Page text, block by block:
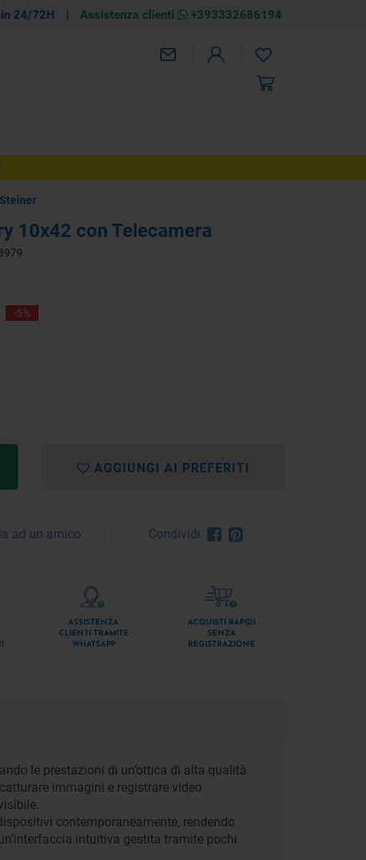
24/72H | Assistenza clienti +393332686194
€ 1947,50
-5%
10x42 con Telecamera
-5%
AGGIUNGI AI PREFERITI
ad un amico Condividi
ASSISTENZA
CLIENTI TRAMITE
WHATSAPP
ACQUISTI RAPIDI
SENZA
REGISTRAZIONE
le prestazioni di un’ottica di alta qualità
immagini e registrare video
contemporaneamente, rendendo
intuitiva gestita tramite pochi